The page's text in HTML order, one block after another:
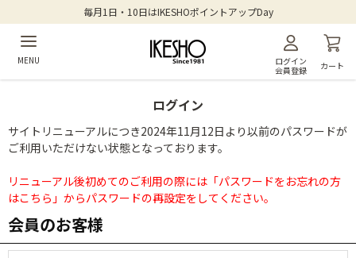
毎月1日・10日はIKESHOポイントアップDay
MENU
ログイン
会員登録
カート
ログイン
サイトリニューアルにつき2024年11月12日より以前のパスワードが
ご利用いただけない状態となっております。
リニューアル後初めてのご利用の際には「パスワードをお忘れの方
はこちら」からパスワードの再設定をしてください。
会員のお客様